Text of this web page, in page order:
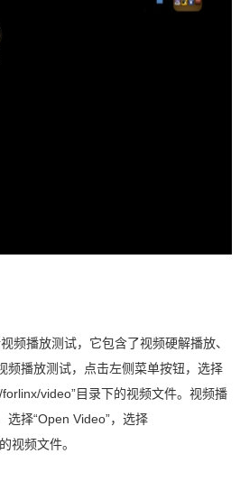
频播放测试，它包含了视频硬解播放、
频播放测试，点击左侧菜单按钮，选择
video”目录下的视频文件。视频播
选择“Open Video”，选择
视频文件。